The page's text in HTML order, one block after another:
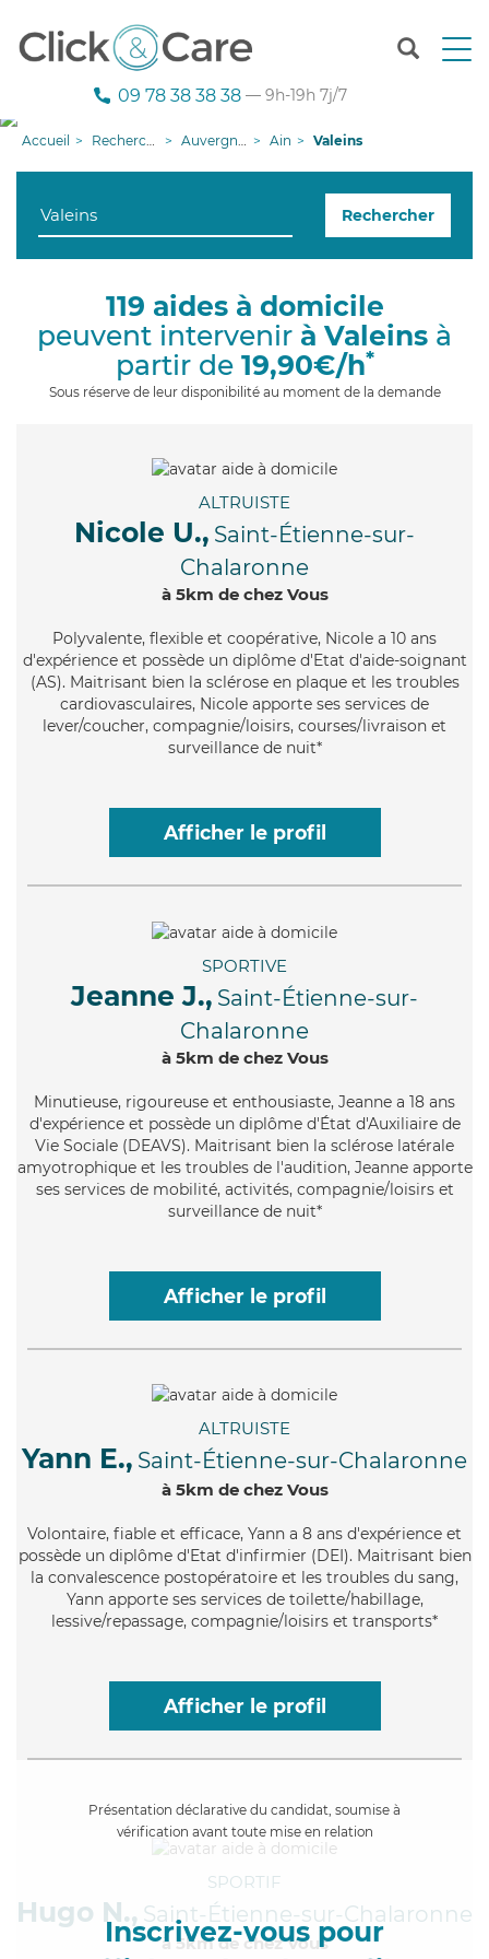
T
n
g
09 78 38 38 38 — 9h-19h 7j/7
Accueil Recherche aide à domicile Auvergne-Rhône-Alpes Ain Valeins
Rechercher
119 aides à domicile
peuvent intervenir à Valeins à
partir de 19,90€/h*
Sous réserve de leur disponibilité au moment de la demande
ALTRUISTE
Nicole U., Saint-Étienne-sur-
Chalaronne
à 5km de chez Vous
Polyvalente, flexible et coopérative, Nicole a 10 ans
d'expérience et possède un diplôme d'Etat d'aide-soignant
(AS). Maitrisant bien la sclérose en plaque et les troubles
cardiovasculaires, Nicole apporte ses services de
lever/coucher, compagnie/loisirs, courses/livraison et
surveillance de nuit*
Afficher le profil
SPORTIVE
Jeanne J., Saint-Étienne-sur-
Chalaronne
à 5km de chez Vous
Minutieuse, rigoureuse et enthousiaste, Jeanne a 18 ans
d'expérience et possède un diplôme d'État d'Auxiliaire de
Vie Sociale (DEAVS). Maitrisant bien la sclérose latérale
amyotrophique et les troubles de l'audition, Jeanne apporte
ses services de mobilité, activités, compagnie/loisirs et
surveillance de nuit*
Afficher le profil
ALTRUISTE
Yann E., Saint-Étienne-sur-Chalaronne
à 5km de chez Vous
Volontaire, fiable et efficace, Yann a 8 ans d'expérience et
possède un diplôme d'Etat d'infirmier (DEI). Maitrisant bien
la convalescence postopératoire et les troubles du sang,
Yann apporte ses services de toilette/habillage,
lessive/repassage, compagnie/loisirs et transports*
Afficher le profil
Présentation déclarative du candidat, soumise à
vérification avant toute mise en relation
Inscrivez-vous pour
SPORTIF
Hugo N., Saint-Étienne-sur-Chalaronne
à 5km de chez Vous